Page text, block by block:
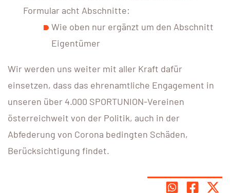
Formular acht Abschnitte:
Wie oben nur ergänzt um den Abschnitt
Eigentümer
Wir werden uns weiter mit aller Kraft dafür
einsetzen, dass das ehrenamtliche Engagement in
unseren über 4.000 SPORTUNION-Vereinen
österreichweit von der Politik, auch in der
Abfederung von Corona bedingten Schäden,
Berücksichtigung findet.